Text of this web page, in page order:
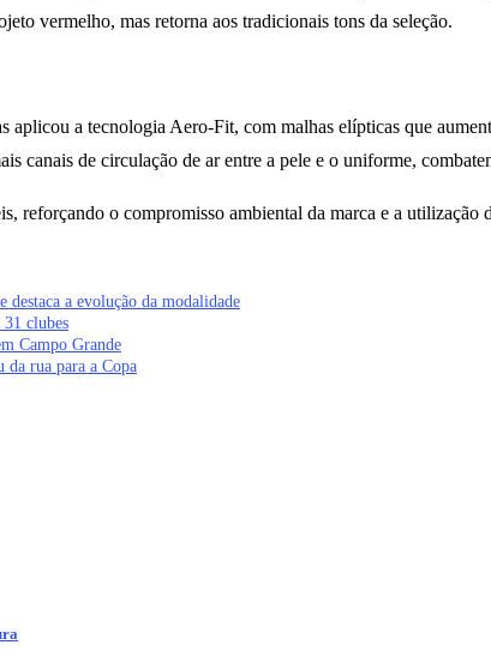
vermelho, mas retorna aos tradicionais tons da seleção.
aplicou a tecnologia Aero-Fit, com malhas elípticas que
canais de circulação de ar entre a pele e o uniforme,
reforçando o compromisso ambiental da marca e a
a evolução da modalidade
31 clubes
Campo Grande
da rua para a Copa